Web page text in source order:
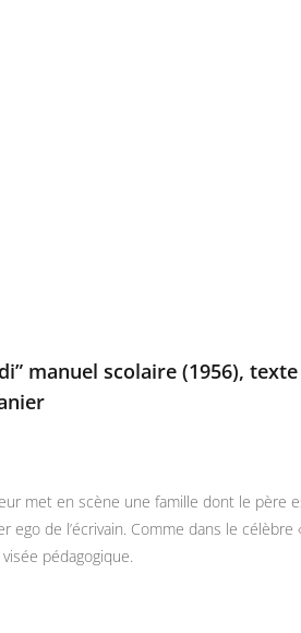
manuel scolaire (1956),
met en scène une famille dont le père
ego de l’écrivain. Comme dans le
pédagogique.